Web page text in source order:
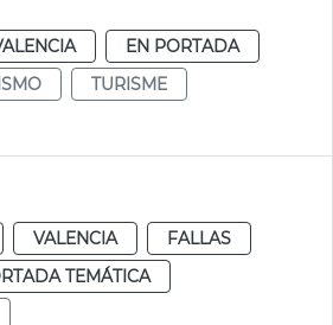
EN PORTADA
TURISME
VALENCIA
FALLAS
TEMÁTICA